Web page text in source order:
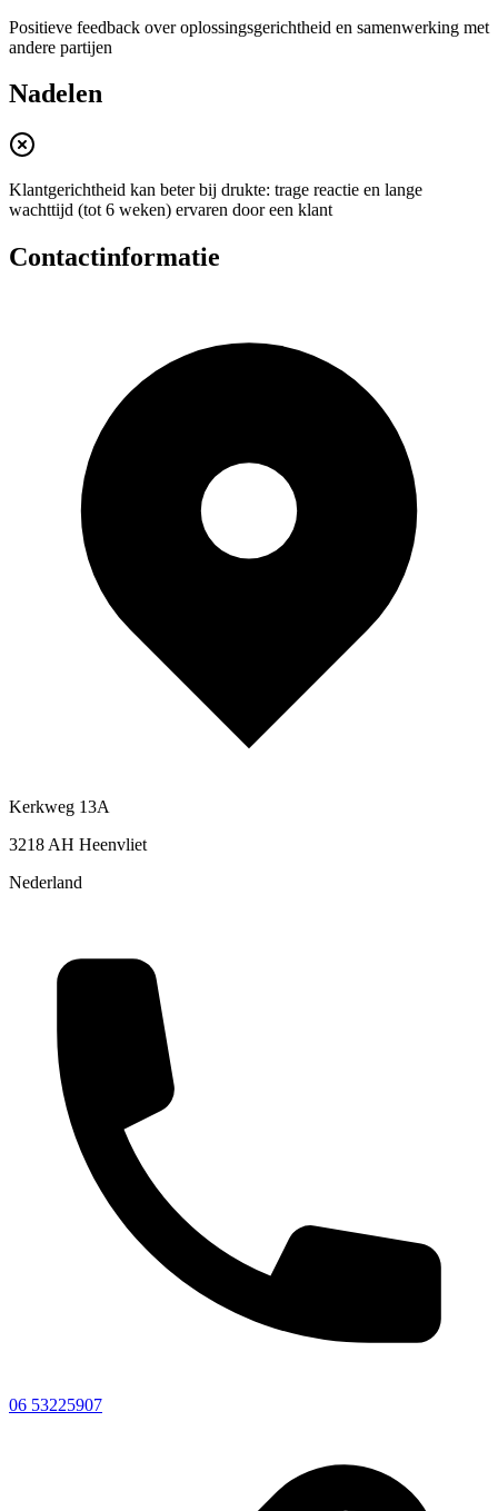
Positieve feedback over oplossingsgerichtheid en samenwerking met
andere partijen
Nadelen
Klantgerichtheid kan beter bij drukte: trage reactie en lange
wachttijd (tot 6 weken) ervaren door een klant
Contactinformatie
Kerkweg 13A
3218 AH Heenvliet
Nederland
06 53225907